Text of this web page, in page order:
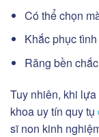
Có thể chọn
Khắc phục
Răng bền
Tuy nhiên, khi
khoa uy tín quy tụ
sĩ non kinh